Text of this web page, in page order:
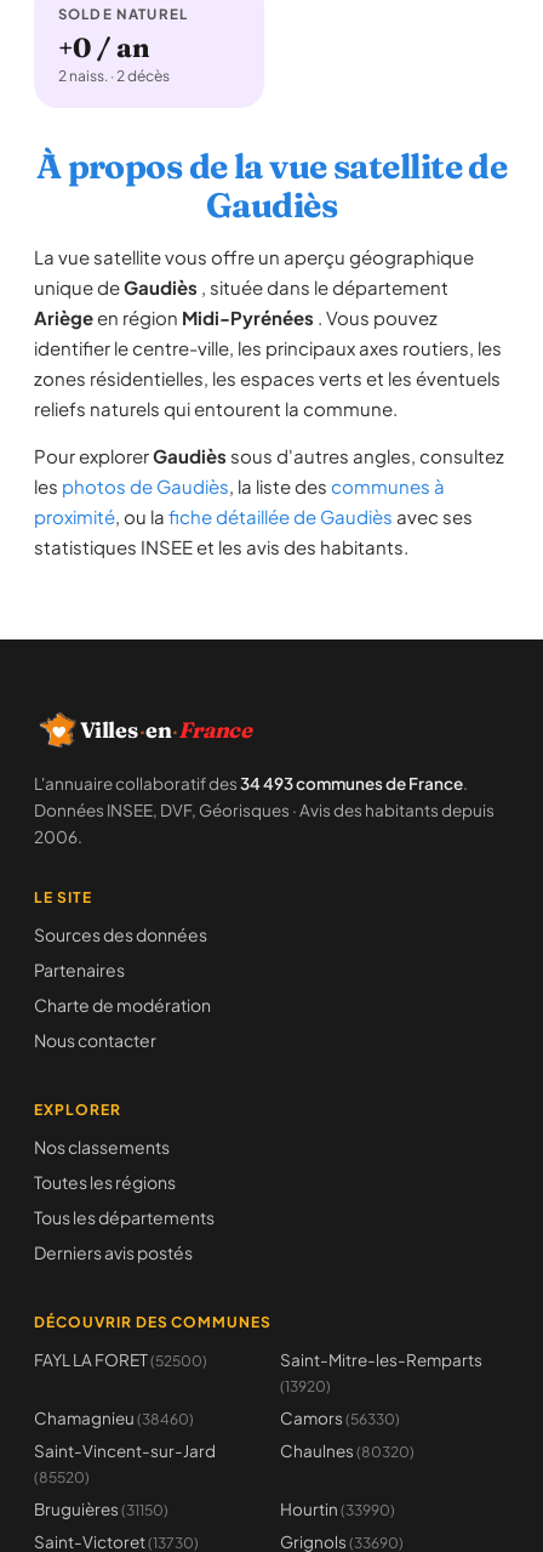
SOLDE NATUREL
+0 / an
2 naiss. · 2 décès
À propos de la vue satellite de
Gaudiès
La vue satellite vous offre un aperçu géographique
unique deGaudiès , située dans le département
Ariègeen région Midi-Pyrénées . Vous pouvez
identifier le centre-ville, les principaux axes routiers, les
zones résidentielles, les espaces verts et les éventuels
reliefs naturels qui entourent la commune.
Pour explorerGaudiès sous d'autres angles, consultez
les photos de Gaudiès, la liste des communes à
proximité, ou la fiche détaillée de Gaudiès avec ses
statistiques INSEE et les avis des habitants.
Villes·en·France
L'annuaire collaboratif des34 493 communes de France.
Données INSEE, DVF, Géorisques · Avis des habitants depuis
2006.
LE SITE
Sources des données
Partenaires
Charte de modération
Nous contacter
EXPLORER
Nos classements
Toutes les régions
Tous les départements
Derniers avis postés
DÉCOUVRIR DES COMMUNES
FAYL LA FORET(52500) Saint-Mitre-les-Remparts
(13920)
Chamagnieu (38460) Camors (56330)
Saint-Vincent-sur-Jard
(85520)
Chaulnes (80320)
Bruguières (31150) Hourtin (33990)
Saint-Victoret(13730) Grignols (33690)